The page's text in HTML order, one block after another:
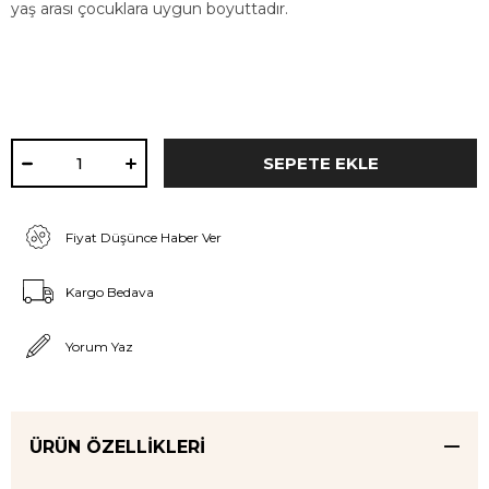
yaş arası çocuklara uygun boyuttadır.
Fiyat Düşünce Haber Ver
Kargo Bedava
Yorum Yaz
ÜRÜN ÖZELLIKLERI